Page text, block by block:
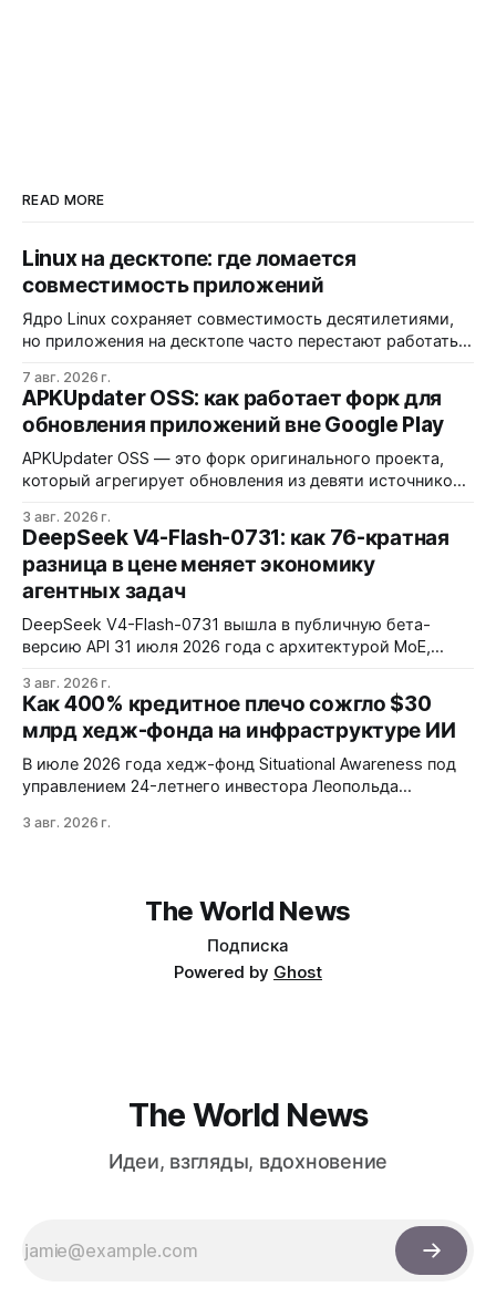
READ MORE
Linux на десктопе: где ломается
совместимость приложений
Ядро Linux сохраняет совместимость десятилетиями,
но приложения на десктопе часто перестают работать
Разработчики обвиняют GNOME и дистрибутивы в
создании искусственных барьеров, а пользователи
платят за это нестабильностью.
7 авг. 2026 г.
APKUpdater OSS: как работает форк для
обновления приложений вне Google Play
APKUpdater OSS — это форк оригинального проекта,
который агрегирует обновления из девяти источников,
установку через Session Installer, Root или Shizuku, но
требует ручной проверки безопасности APK и зависит
от качества метаданных в источниках.
3 авг. 2026 г.
DeepSeek V4-Flash-0731: как 76-кратная
разница в цене меняет экономику
агентных задач
DeepSeek V4-Flash-0731 вышла в публичную бета-
версию API 31 июля 2026 года с архитектурой MoE,
1M токенов. При типичной агентной нагрузке модель
обходится в $0,0096 за запуск против $0,7324 у Claude
Opus 4.8, но уступает в задачах с vision и comp…
3 авг. 2026 г.
Как 400% кредитное плечо сожгло $30
млрд хедж-фонда на инфраструктуре ИИ
В июле 2026 года хедж-фонд Situational Awareness под
управлением 24-летнего инвестора Леопольда
потеряв $30 млрд за месяц. Причина — маржин-коллы
3 авг. 2026 г.
The World News
Подписка
Powered by Ghost
The World News
Идеи, взгляды, вдохновение